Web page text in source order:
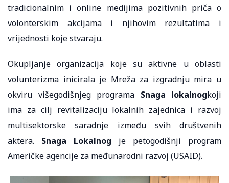
tradicionalnim i online medijima pozitivnih priča o
volonterskim akcijama i njihovim rezultatima i
vrijednosti koje stvaraju.
Okupljanje organizacija koje su aktivne u oblasti
volunterizma inicirala je Mreža za izgradnju mira u
okviru višegodišnjeg programa Snaga lokalnogkoji
ima za cilj revitalizaciju lokalnih zajednica i razvoj
multisektorske saradnje između svih društvenih
aktera. Snaga Lokalnog je petogodišnji program
Američke agencije za međunarodni razvoj (USAID).